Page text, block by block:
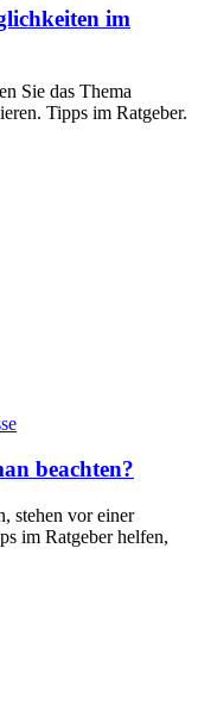
im
Sie das Thema
Tipps im Ratgeber.
beachten?
stehen vor einer
im Ratgeber helfen,